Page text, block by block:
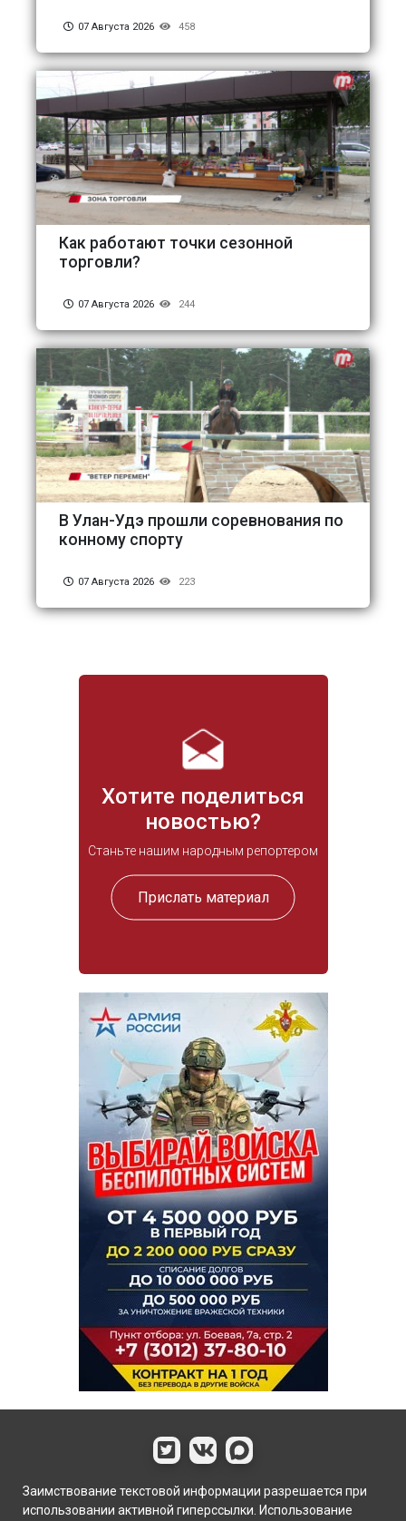
Хотите поделиться
новостью?
Станьте нашим народным репортером
Прислать материал
07 Августа 2026 458
Как работают точки сезонной
торговли?
07 Августа 2026 244
В Улан-Удэ прошли соревнования по
конному спорту
07 Августа 2026 223
Заимствование текстовой информации разрешается при
использовании активной гиперссылки. Использование